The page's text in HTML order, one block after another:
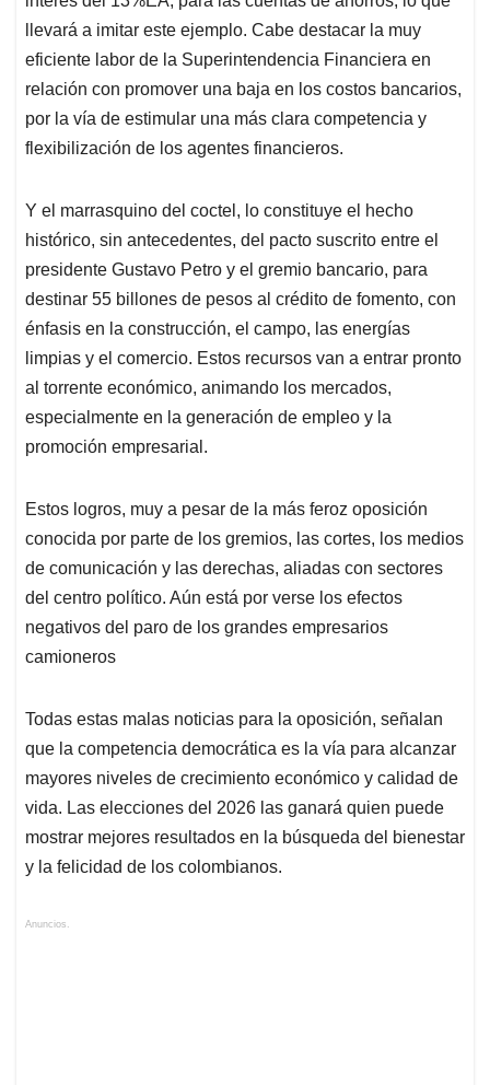
llevará a imitar este ejemplo. Cabe destacar la muy
eficiente labor de la Superintendencia Financiera en
relación con promover una baja en los costos bancarios,
por la vía de estimular una más clara competencia y
flexibilización de los agentes financieros.
Y el marrasquino del coctel, lo constituye el hecho
histórico, sin antecedentes, del pacto suscrito entre el
presidente Gustavo Petro y el gremio bancario, para
destinar 55 billones de pesos al crédito de fomento, con
énfasis en la construcción, el campo, las energías
limpias y el comercio. Estos recursos van a entrar pronto
al torrente económico, animando los mercados,
especialmente en la generación de empleo y la
promoción empresarial.
Estos logros, muy a pesar de la más feroz oposición
conocida por parte de los gremios, las cortes, los medios
de comunicación y las derechas, aliadas con sectores
del centro político. Aún está por verse los efectos
negativos del paro de los grandes empresarios
camioneros
Todas estas malas noticias para la oposición, señalan
que la competencia democrática es la vía para alcanzar
mayores niveles de crecimiento económico y calidad de
vida. Las elecciones del 2026 las ganará quien puede
mostrar mejores resultados en la búsqueda del bienestar
y la felicidad de los colombianos.
Anuncios.